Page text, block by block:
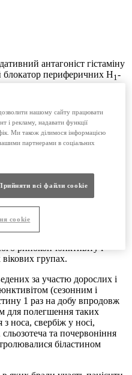
антагоніст гістаміну
блокатор периферичних H1-
рецепторами.
біластин протягом 24 годин
з пухирями та
біластину була
Згідно з рекомендаціями
і підлітків може вважатися
того, що системний
від 2 до 11 років з масою
у дорослих при
«Фармакокінетика»).
дорослих і підлітків,
лікарського засобу,
ринокон’юнктивіту і
групах.
за участю дорослих і
(сезонним і
1 раз на добу впродовж
для полегшення таких
носа, свербіж у носі,
та почервоніння
біластином
нашому сайту працювати
і рекламу, надавати функції
Ми також ділимося інформацією
партнерами в соціальних
всі файли сookie
cookie